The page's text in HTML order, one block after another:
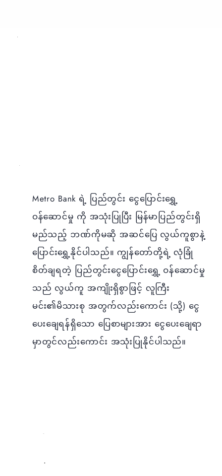
Metro Bank ရဲ့ ပြည်တွင်း ငွေပြောင်းရွှေ့
ဝန်ဆောင်မှု ကို အသုံးပြုပြီး မြန်မာပြည်တွင်းရှိ
မည်သည့် ဘဏ်ကိုမဆို အဆင်ပြေ လွယ်ကူစွာနဲ့
ပြောင်းရွှေ့နိုင်ပါသည်။ ကျွန်တော်တို့ရဲ့ လုံခြုံ
စိတ်ချရတဲ့ ပြည်တွင်းငွေပြောင်းရွှေ့ ဝန်ဆောင်မှု
သည် လွယ်ကူ အကျိုးရှိစွာဖြင့် လူကြီး
မင်း၏မိသားစု အတွက်လည်းကောင်း (သို့) ငွေ
ပေးချေရန်ရှိသော ပြေစာများအား ငွေပေးချေရာ
မှာတွင်လည်းကောင်း အသုံးပြုနိုင်ပါသည်။